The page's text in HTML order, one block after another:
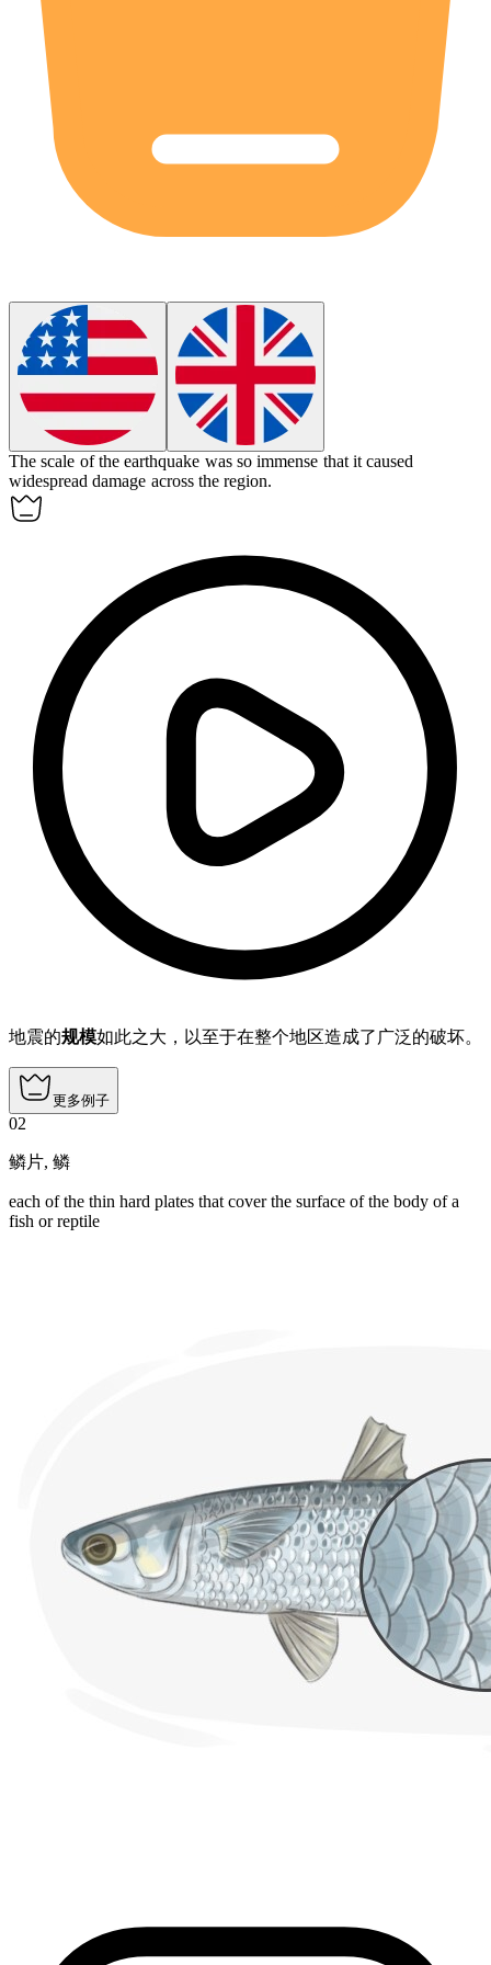
Thescale of the earthquake was so immense that it caused
widespread damage across the region.
地震的规模如此之大，以至于在整个地区造成了广泛的破坏。
更多例子
02
鳞片, 鳞
each of the thin hard plates that cover the surface of the body of a
fish or reptile